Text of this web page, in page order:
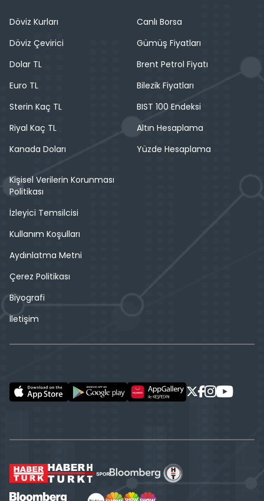
Döviz Kurları
Döviz Çevirici
Dolar TL
Euro TL
Sterin Kaç TL
Riyal Kaç TL
Kanada Doları
Canlı Borsa
Gümüş Fiyatları
Brent Petrol Fiyatı
Bilezik Fiyatları
BIST 100 Endeksi
Altın Hesaplama
Yüzde Hesaplama
Kişisel Verilerin Korunması
Politikası
İzleyici Temsilcisi
Kullanım Koşulları
Aydınlatma Metni
Çerez Politikası
Biyografi
İletişim